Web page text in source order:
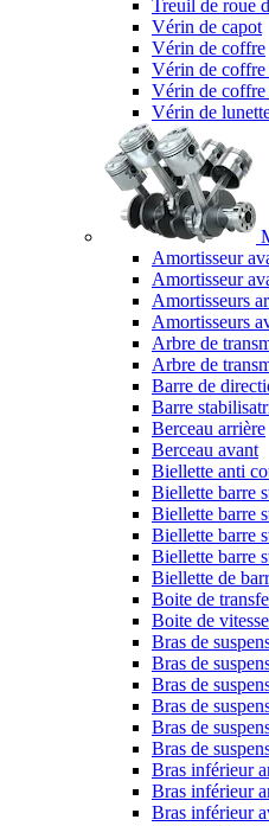
Treuil de roue
Vérin de capot
Vérin de coffre
Vérin de
Vérin de coffre
Vérin de
Amortisseur
Amortisseur
Amortisseurs
Amortisseurs
Arbre de
Arbre de
Barre de
Barre
Berceau arrière
Berceau avant
Biellette anti
Biellette barre
Biellette barre
Biellette barre
Biellette barre
Biellette de
Boite de
Boite de
Bras de
Bras de
Bras de
Bras de
Bras de
Bras de
Bras inférieur
Bras inférieur
Bras inférieur